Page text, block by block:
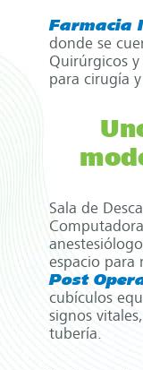
Farmacia
donde se
Quirúrgicos
para cirugía
Sala de
espacio para
Post
cubículos
signos
tubería.